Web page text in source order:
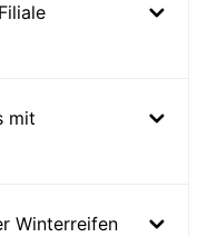
mit
Winterreifen